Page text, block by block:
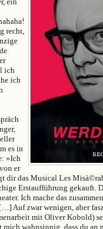
recht,
ich
ich
es in
»Ich
er
dir das Musical Les
Erstaufführung gekauft.
Ich mache das
Auf zwar wenigen, aber
mit Oliver Kobold)
mich wahnsinnig, dass du an